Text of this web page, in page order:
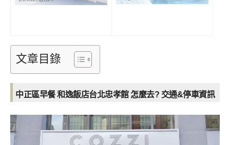
文章目錄
中正區早餐 和逸飯店台北忠孝館 怎麼去? 交通&停車資訊